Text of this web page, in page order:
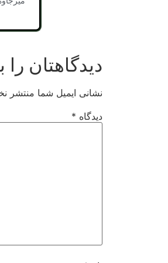
دیدگاهتان را
نشانی ایمیل شما منتشر
دیدگاه *